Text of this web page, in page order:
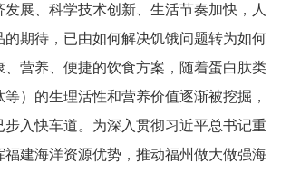
发展、科学技术创新、生活节奏加快，人
的期待，已由如何解决饥饿问题转为如何
、营养、便捷的饮食方案，随着蛋白肽类
）的生理活性和营养价值逐渐被挖掘，
步入快车道。为深入贯彻习近平总书记重
福建海洋资源优势，推动福州做大做强海